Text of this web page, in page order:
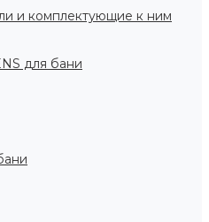
и комплектующие к ним
для бани